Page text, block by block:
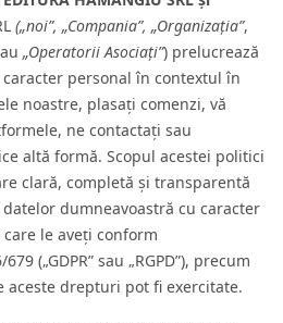
(„noi”, „Compania”, „Organizația”,
„Operatorii Asociați”) prelucrează
personal în contextul în
noastre, plasați comenzi, vă
ne contactați sau
altă formă. Scopul acestei politici
clară, completă și transparentă
dumneavoastră cu caracter
le aveți conform
(„GDPR” sau „RGPD”), precum
drepturi pot fi exercitate.